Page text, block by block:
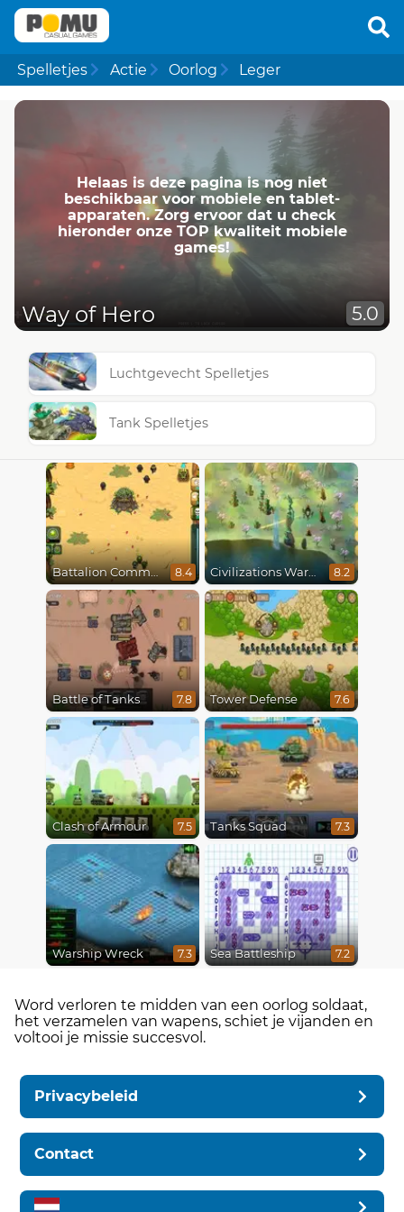
Spelletjes Actie Oorlog Leger
Helaas is deze pagina is nog niet
beschikbaar voor mobiele en tablet-
apparaten. Zorg ervoor dat u check
hieronder onze TOP kwaliteit mobiele
games!
Way of Hero 5.0
Luchtgevecht Spelletjes
Tank Spelletjes
Battalion Commander 8.4 Civilizations Wars Master Edition 8.2
Battle of Tanks 7.8 Tower Defense 7.6
Clash of Armour 7.5 Tanks Squad 7.3
Warship Wreck 7.3 Sea Battleship 7.2
Word verloren te midden van een oorlog soldaat,
het verzamelen van wapens, schiet je vijanden en
voltooi je missie succesvol.
Privacybeleid
Contact